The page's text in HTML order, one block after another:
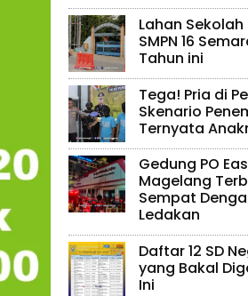
Lahan
SMPN 16
Tahun ini
Tega! Pria di
Skenario
Ternyata
Gedung PO
Magelang
Sempat
Ledakan
Daftar 12 SD
yang Bakal
Ini